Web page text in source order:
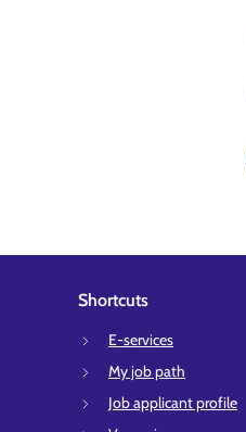
Shortcuts
E-services
My job path
Job applicant profile